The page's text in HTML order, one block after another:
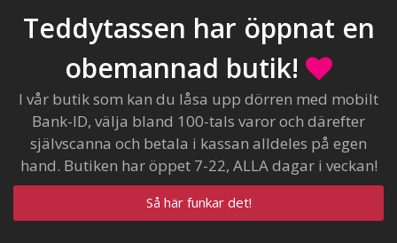
Teddytassen har öppnat en
obemannad butik!
I vår butik som kan du låsa upp dörren med mobilt
Bank-ID, välja bland 100-tals varor och därefter
självscanna och betala i kassan alldeles på egen
hand. Butiken har öppet 7-22, ALLA dagar i veckan!
Så här funkar det!